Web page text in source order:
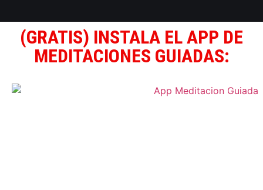
(GRATIS) INSTALA EL APP DE
MEDITACIONES GUIADAS: